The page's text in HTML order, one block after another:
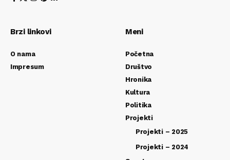
Brzi linkovi
O nama
Impresum
Meni
Početna
Društvo
Hronika
Kultura
Politika
Projekti
Projekti – 2025
Projekti – 2024